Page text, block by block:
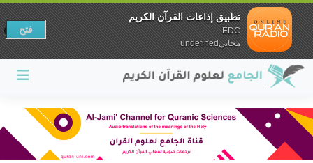
تطبيق إذاعات القرآن الكريم
EDC
مجانيundefined
فتح